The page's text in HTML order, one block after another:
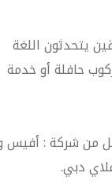
يتحدثون اللغة
حافلة أو خدمة
من شركة : أفيس
دبي.